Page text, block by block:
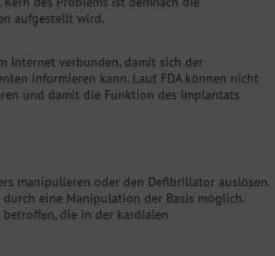
aufgestellt wird.
Internet verbunden, damit sich der
informieren kann. Laut FDA können nicht
und damit die Funktion des Implantats
manipulieren oder den Defibrillator auslösen.
eine Manipulation der Basis möglich.
die in der kardialen